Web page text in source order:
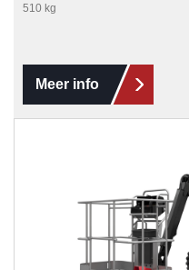
510 kg
Meer info